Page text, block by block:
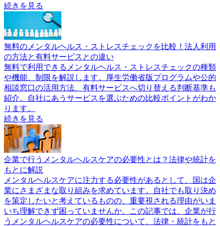
続きを見る
無料のメンタルヘルス・ストレスチェックを比較！法人利用
の方法と有料サービスとの違い
無料で利用できるメンタルヘルス・ストレスチェックの種類
や機能、制限を解説します。厚生労働省版プログラムや公的
相談窓口の活用方法、有料サービスへ切り替える判断基準も
紹介。自社にあうサービスを選ぶための比較ポイントがわか
ります。
続きを見る
企業で行うメンタルヘルスケアの必要性とは？法律や統計を
もとに解説
メンタルヘルスケアに注力する必要性があるとして、国は企
業にさまざまな取り組みを求めています。自社でも取り決め
を策定したいと考えているものの、重要視される理由がいま
いち理解できず困っていませんか。この記事では、企業が行
うメンタルヘルスケアの必要性について、法律・統計をもと